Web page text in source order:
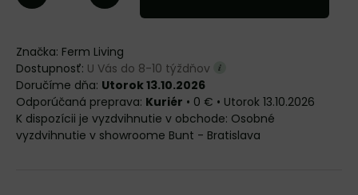
Značka: Ferm Living
Dostupnosť: U Vás do 8-10 týždňov
Doručíme dňa: Utorok 13.10.2026
Kuriér • 0 € • Utorok 13.10.2026
Osobné
vyzdvihnutie v showroome Bunt - Bratislava